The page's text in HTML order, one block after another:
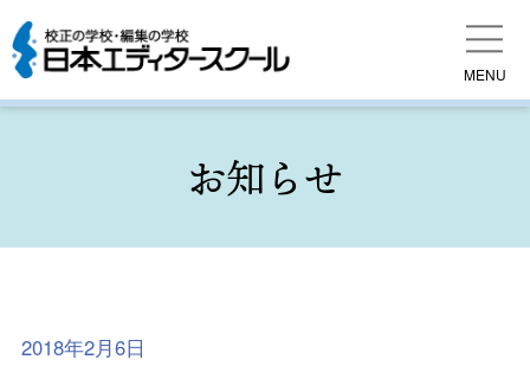
MENU
お知らせ
2018年2月6日